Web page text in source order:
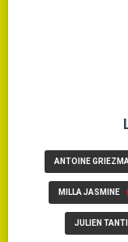
ANTOINE
MILLA JASMINE
JULIEN TANTI